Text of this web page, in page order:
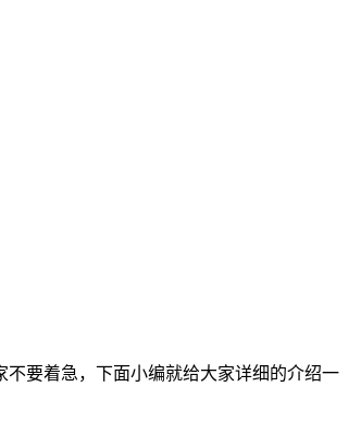
要着急，下面小编就给大家详细的介绍一